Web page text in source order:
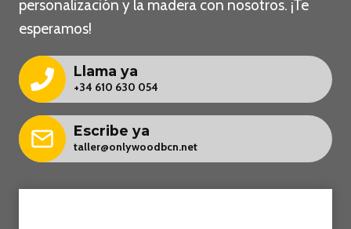
personalización y la madera con nosotros. ¡Te
esperamos!
Llama ya
+34 610 630 054
Escribe ya
taller@onlywoodbcn.net